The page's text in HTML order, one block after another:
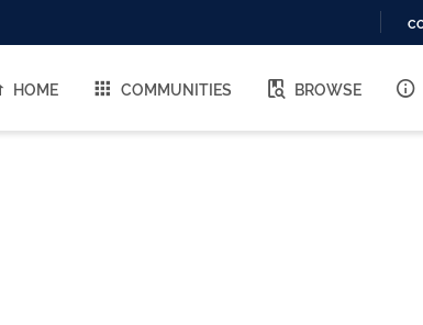
HOME COMMUNITIES BROWSE